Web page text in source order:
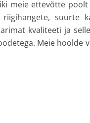
meie ettevõtte
suurte
kvaliteeti ja
Meie hoolde